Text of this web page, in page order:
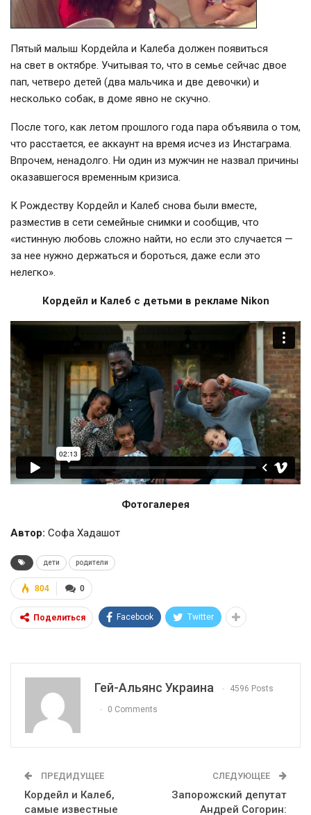
Пятый малыш Кордейла и Калеба должен появиться
на свет в октябре. Учитывая то, что в семье сейчас двое
пап, четверо детей (два мальчика и две девочки) и
несколько собак, в доме явно не скучно.
После того, как летом прошлого года пара объявила о том,
что расстается, ее аккаунт на время исчез из Инстаграма.
Впрочем, ненадолго. Ни один из мужчин не назвал причины
оказавшегося временным кризиса.
К Рождеству Кордейл и Калеб снова были вместе,
разместив в сети семейные снимки и сообщив, что
«истинную любовь сложно найти, но если это случается —
за нее нужно держаться и бороться, даже если это
нелегко».
Кордейл и Калеб с детьми в рекламе Nikon
Фотогалерея
Автор: Софа Хадашот
дети родители
0
804
Поделиться Facebook Twitter
Гей-Альянс Украина 4596 Posts
0 Comments
ПРЕДИДУЩЕЕ
Кордейл и Калеб,
самые известные
СЛЕДУЮЩЕЕ
Запорожский депутат
Андрей Согорин: